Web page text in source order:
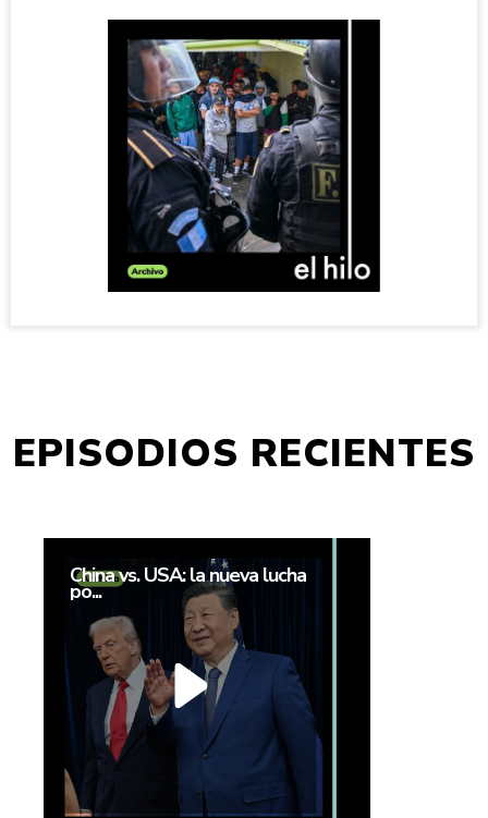
Estados Unidos bajo el
argumento de la lucha contra el
“narcoterrorismo”. Pero el
crimen organizado en América
Latin
EPISODIOS RECIENTES
China vs. USA: la nueva lucha
po...